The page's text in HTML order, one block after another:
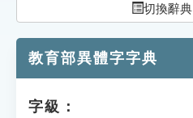
教學應用
貓頭鷹博士
切換辭典
教育部異體字字典
字級：